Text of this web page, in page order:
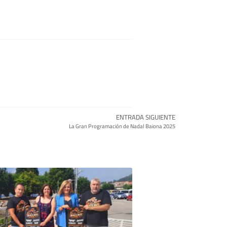
ENTRADA SIGUIENTE
La Gran Programación de Nadal Baiona 2025